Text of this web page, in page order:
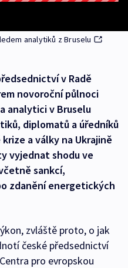
analytiků z Bruselu
v Radě
novoroční půlnoci
analytici v Bruselu
diplomatů a úředníků
a války na Ukrajině
vyjednat shodu ve
sankcí,
zdanění energetických
zvláště proto, o jak
české předsednictví
pro evropskou